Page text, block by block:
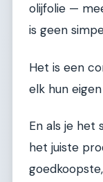
olijfolie —
is geen
Het is een
elk hun
En als je het
het juiste